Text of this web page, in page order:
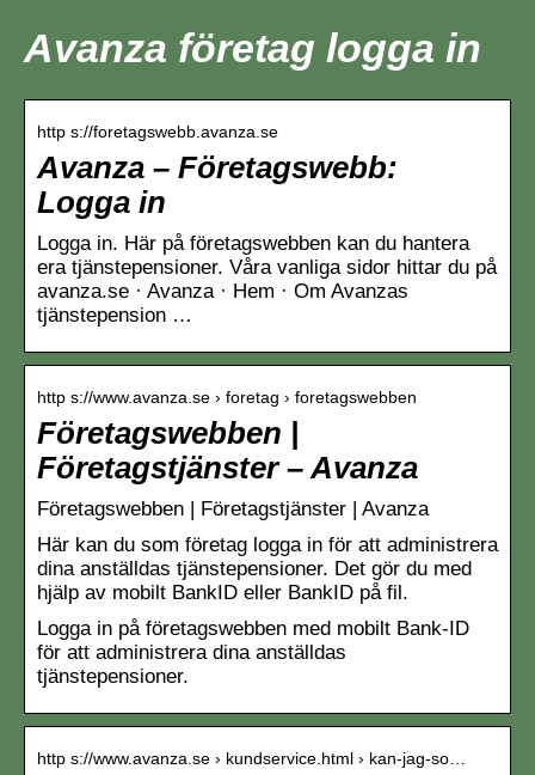
Avanza företag logga in
http s://foretagswebb.avanza.se
Avanza – Företagswebb:
Logga in
Logga in. Här på företagswebben kan du hantera
era tjänstepensioner. Våra vanliga sidor hittar du på
avanza.se · Avanza · Hem · Om Avanzas
tjänstepension …
http s://www.avanza.se › foretag › foretagswebben
Företagswebben |
Företagstjänster – Avanza
Företagswebben | Företagstjänster | Avanza
Här kan du som företag logga in för att administrera
dina anställdas tjänstepensioner. Det gör du med
hjälp av mobilt BankID eller BankID på fil.
Logga in på företagswebben med mobilt Bank-ID
för att administrera dina anställdas
tjänstepensioner.
http s://www.avanza.se › kundservice.html › kan-jag-so…